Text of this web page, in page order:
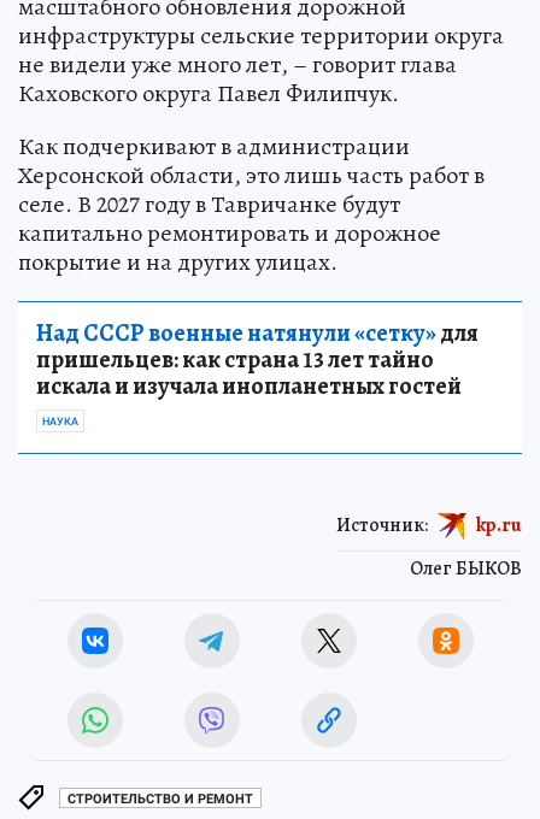
масштабного обновления дорожной
инфраструктуры сельские территории округа
не видели уже много лет, – говорит глава
Каховского округа Павел Филипчук.
Как подчеркивают в администрации
Херсонской области, это лишь часть работ в
селе. В 2027 году в Тавричанке будут
капитально ремонтировать и дорожное
покрытие и на других улицах.
Над СССР военные натянули «сетку»для
пришельцев: как страна 13 лет тайно
искала и изучала инопланетных гостей
НАУКА
Олег БЫКОВ
Источник: kp.ru
СТРОИТЕЛЬСТВО И РЕМОНТ